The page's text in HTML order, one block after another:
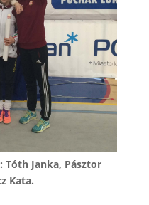
Janka, Pásztor
Kata.